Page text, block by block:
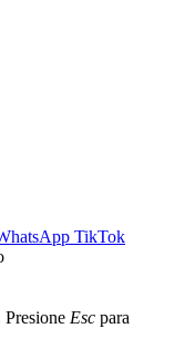
TikTok
Esc para